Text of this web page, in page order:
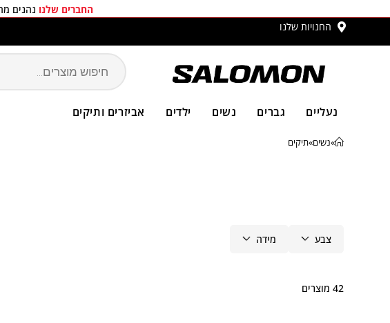
החברים שלנו נהנים
החנויות שלנו
משלוחים חינם בכל קניה
נעליים גברים נשים ילדים אביזרים ותיקים
»נשים»תיקים
צבע מידה
42 מוצרים